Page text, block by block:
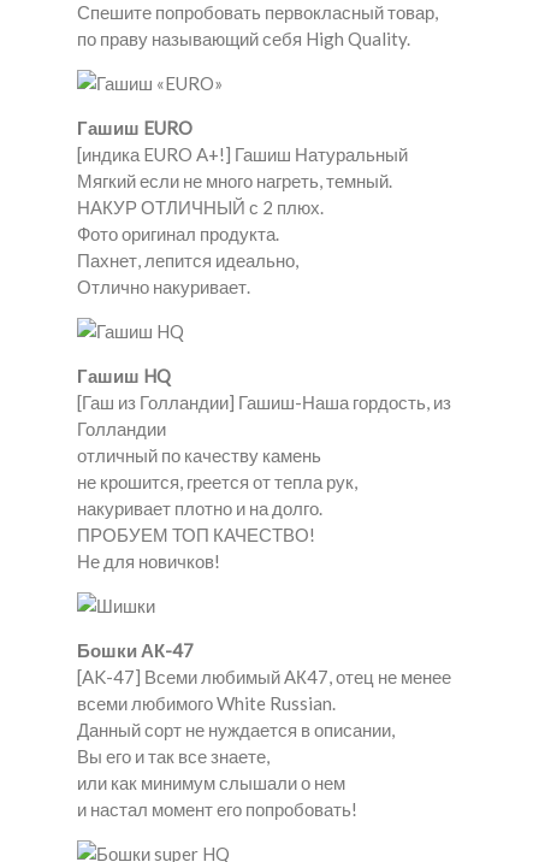
Спешите попробовать первокласный товар,
по праву называющий себя High Quality.
Гашиш EURO
[индика EURO A+!] Гашиш Натуральный
Мягкий если не много нагреть, темный.
НАКУР ОТЛИЧНЫЙ с 2 плюх.
Фото оригинал продукта.
Пахнет, лепится идеально,
Отлично накуривает.
Гашиш HQ
[Гаш из Голландии] Гашиш-Наша гордость, из
Голландии
отличный по качеству камень
не крошится, греется от тепла рук,
накуривает плотно и на долго.
ПРОБУЕМ ТОП КАЧЕСТВО!
Не для новичков!
Бошки АК-47
[AK-47] Всеми любимый АК47, отец не менее
всеми любимого White Russian.
Данный сорт не нуждается в описании,
Вы его и так все знаете,
или как минимум слышали о нем
и настал момент его попробовать!